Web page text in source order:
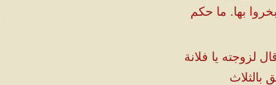
بها. ما حكم
لزوجته يا فلانة
بالثلاث